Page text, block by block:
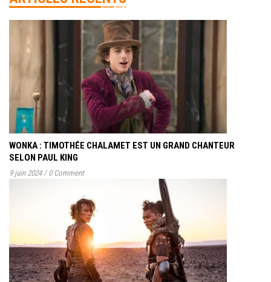
WONKA : TIMOTHÉE CHALAMET EST UN GRAND CHANTEUR
SELON PAUL KING
9 juin 2024 / 0 Comment